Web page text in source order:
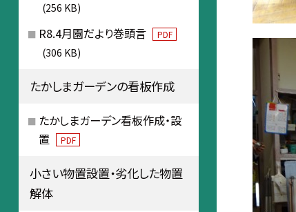
(256 KB)
R8.4月園だより巻頭言 PDF
(306 KB)
たかしまガーデンの看板作成
たかしまガーデン看板作成・設
置
PDF
小さい物置設置・劣化した物置
解体